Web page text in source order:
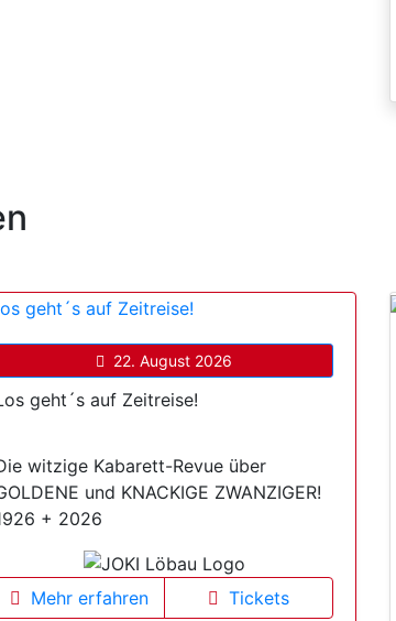
22. August 2026
geht´s auf Zeitreise!
witzige Kabarett-Revue über
und KNACKIGE ZWANZIGER!
+ 2026
Mehr erfahren Tickets